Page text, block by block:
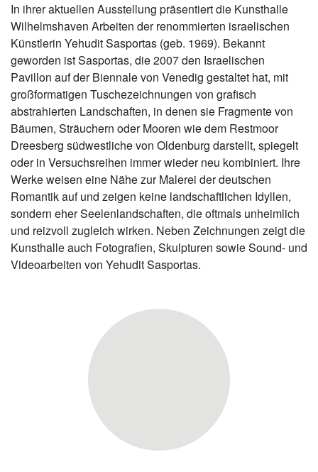
In ihrer aktuellen Ausstellung präsentiert die Kunsthalle
Wilhelmshaven Arbeiten der renommierten israelischen
Künstlerin Yehudit Sasportas (geb. 1969). Bekannt
geworden ist Sasportas, die 2007 den Israelischen
Pavillon auf der Biennale von Venedig gestaltet hat, mit
großformatigen Tuschezeichnungen von grafisch
abstrahierten Landschaften, in denen sie Fragmente von
Bäumen, Sträuchern oder Mooren wie dem Restmoor
Dreesberg südwestliche von Oldenburg darstellt, spiegelt
oder in Versuchsreihen immer wieder neu kombiniert. Ihre
Werke weisen eine Nähe zur Malerei der deutschen
Romantik auf und zeigen keine landschaftlichen Idyllen,
sondern eher Seelenlandschaften, die oftmals unheimlich
und reizvoll zugleich wirken. Neben Zeichnungen zeigt die
Kunsthalle auch Fotografien, Skulpturen sowie Sound- und
Videoarbeiten von Yehudit Sasportas.